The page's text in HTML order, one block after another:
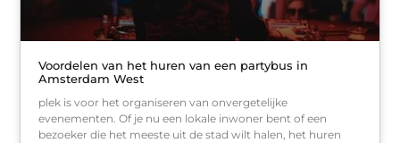
Voordelen van het huren van een partybus in
Amsterdam West
plek is voor het organiseren van onvergetelijke
evenementen. Of je nu een lokale inwoner bent of een
bezoeker die het meeste uit de stad wilt halen, het huren